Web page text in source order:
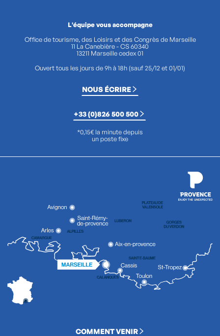
L'équipe vous accompagne
Office de tourisme, des Loisirs et des Congrès de Marseille
11 La Canebière - CS 60340
13211 Marseille cedex 01
Ouvert tous les jours de 9h à 18h (sauf 25/12 et 01/01)
NOUS ÉCRIRE
+33 (0)826 500 500
*0,15€ la minute depuis
un poste fixe
COMMENT VENIR